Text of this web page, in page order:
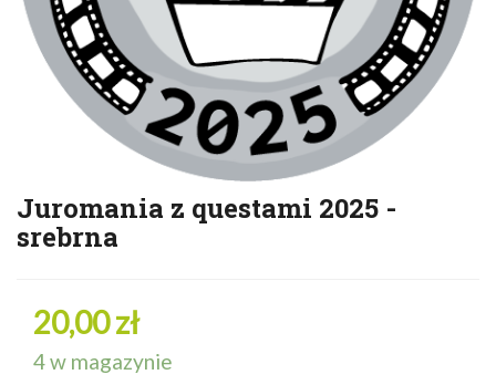
Juromania z questami 2025 -
srebrna
20,00 zł
4 w magazynie